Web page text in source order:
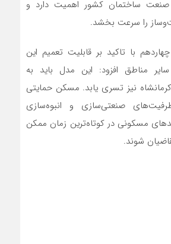
ساختمان کشور اهمیت دارد و
را سرعت بخشد.
با تاکید بر قابلیت تعمیم این
مناطق افزود: این مدل باید به
نیز تسری یابد. مسکن حمایتی
صنعتی‌سازی و انبوه‌سازی
مسکونی در کوتاه‌ترین زمان ممکن
شوند.